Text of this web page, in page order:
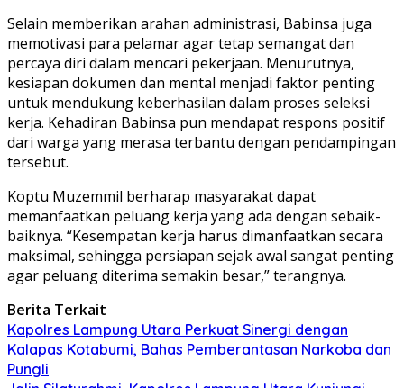
Selain memberikan arahan administrasi, Babinsa juga
memotivasi para pelamar agar tetap semangat dan
percaya diri dalam mencari pekerjaan. Menurutnya,
kesiapan dokumen dan mental menjadi faktor penting
untuk mendukung keberhasilan dalam proses seleksi
kerja. Kehadiran Babinsa pun mendapat respons positif
dari warga yang merasa terbantu dengan pendampingan
tersebut.
Koptu Muzemmil berharap masyarakat dapat
memanfaatkan peluang kerja yang ada dengan sebaik-
baiknya. “Kesempatan kerja harus dimanfaatkan secara
maksimal, sehingga persiapan sejak awal sangat penting
agar peluang diterima semakin besar,” terangnya.
Berita Terkait
Kapolres Lampung Utara Perkuat Sinergi dengan
Kalapas Kotabumi, Bahas Pemberantasan Narkoba dan
Pungli